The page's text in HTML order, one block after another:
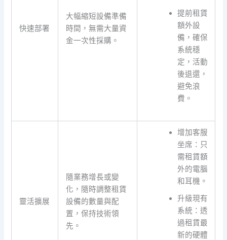
快速部署
大幅縮短設備準備
時間，無需大量資
金一次性採購。
提前租賃
額外設
備，確保
系統穩
定，活動
後退還，
避免浪
費。
靈活擴展
隨業務增長或變
化，隨時調整租賃
設備的數量與配
置，保持技術領
先。
增加客服
坐席：只
需租賃額
外的電腦
和耳機。
升級現有
系統：透
過租賃最
新的硬體